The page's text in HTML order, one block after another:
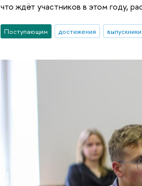
что ждёт участников в этом году,
Поступающим достижения выпускники